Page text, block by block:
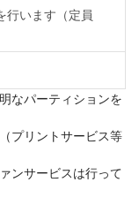
行います（定員
なパーティションを
プリントサービス等
ンサービスは行って